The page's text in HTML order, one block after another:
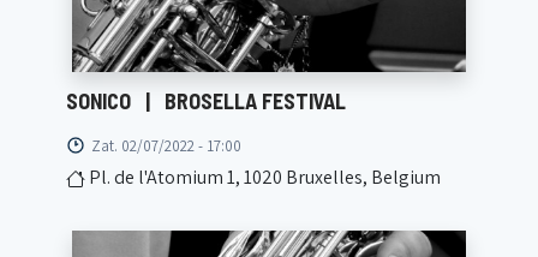
SONICO | BROSELLA FESTIVAL
Zat. 02/07/2022 - 17:00
Pl. de l'Atomium 1, 1020 Bruxelles, Belgium